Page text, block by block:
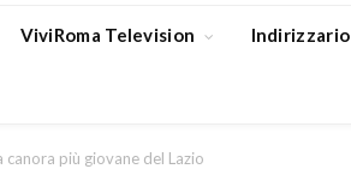
ViviRoma Television Indirizzario
canora più giovane del Lazio